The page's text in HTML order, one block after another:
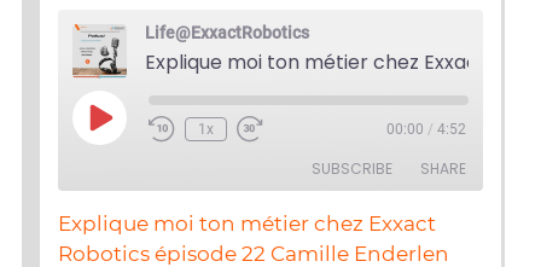
Life@ExxactRobotics
Play
Episode
1x 00:00 / 4:52
SUBSCRIBE SHARE
RSS FEED
SHARE
Explique moi ton métier chez Exxact
Robotics épisode 22 Camille Enderlen